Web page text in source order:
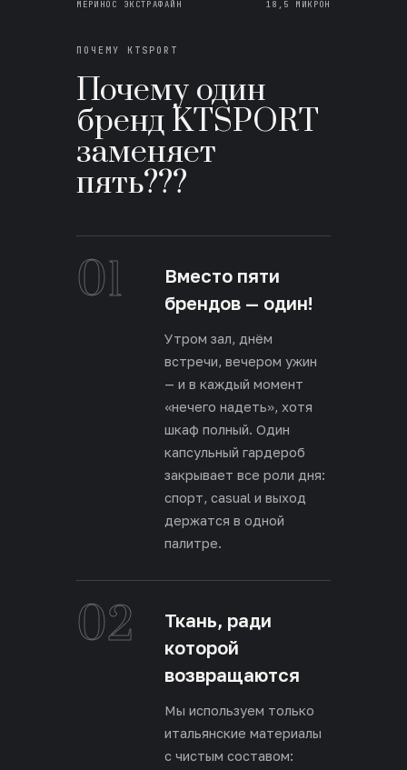
МЕРИНОС ЭКСТРАФАЙН 18,5 МИКРОН
ПОЧЕМУ KTSPORT
Почему один
бренд KTSPORT
заменяет
пять???
01
Вместо пяти
брендов — один!
Утром зал, днём
встречи, вечером ужин
— и в каждый момент
«нечего надеть», хотя
шкаф полный. Один
капсульный гардероб
закрывает все роли дня:
спорт, casual и выход
держатся в одной
палитре.
02
Ткань, ради
которой
возвращаются
Мы используем только
итальянские материалы
с чистым составом: